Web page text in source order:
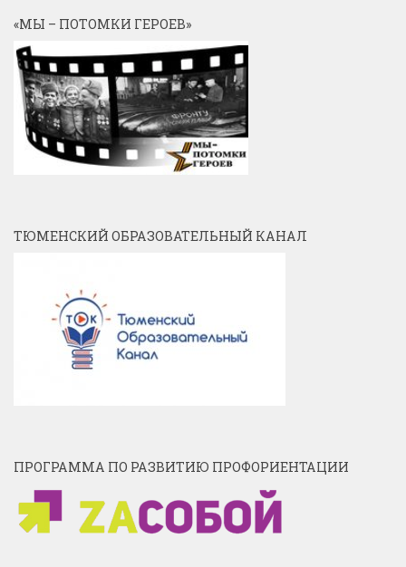
«МЫ – ПОТОМКИ ГЕРОЕВ»
ТЮМЕНСКИЙ ОБРАЗОВАТЕЛЬНЫЙ КАНАЛ
ПРОГРАММА ПО РАЗВИТИЮ ПРОФОРИЕНТАЦИИ